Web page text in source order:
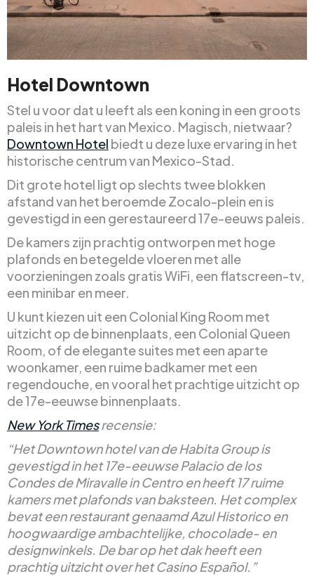
Hotel Downtown
Stel u voor dat u leeft als een koning in een groots
paleis in het hart van Mexico. Magisch, nietwaar?
Downtown Hotel biedt u deze luxe ervaring in het
historische centrum van Mexico-Stad.
Dit grote hotel ligt op slechts twee blokken
afstand van het beroemde Zocalo-plein en is
gevestigd in een gerestaureerd 17e-eeuws paleis.
De kamers zijn prachtig ontworpen met hoge
plafonds en betegelde vloeren met alle
voorzieningen zoals gratis WiFi, een flatscreen-tv,
een minibar en meer.
U kunt kiezen uit een Colonial King Room met
uitzicht op de binnenplaats, een Colonial Queen
Room, of de elegante suites met een aparte
woonkamer, een ruime badkamer met een
regendouche, en vooral het prachtige uitzicht op
de 17e-eeuwse binnenplaats.
New York Timesrecensie:
“Het Downtown hotel van de Habita Group is
gevestigd in het 17e-eeuwse Palacio de los
Condes de Miravalle in Centro en heeft 17 ruime
kamers met plafonds van baksteen. Het complex
bevat een restaurant genaamd Azul Historico en
hoogwaardige ambachtelijke, chocolade- en
designwinkels. De bar op het dak heeft een
prachtig uitzicht over het Casino Español.”